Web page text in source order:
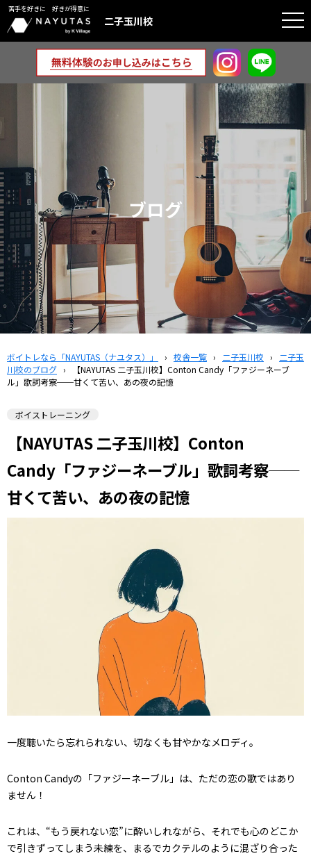
苦手を好きに 好きが得意に
二子玉川校
ブログ
ボイトレなら「NAYUTAS（ナユタス）」 › 校舎一覧 › 二子玉川校 ›
二子玉
川校のブログ ›
【NAYUTAS 二子玉川校】Conton Candy「ファジーネーブ
ル」歌詞考察──甘くて苦い、あの夜の記憶
ボイストレーニング
【NAYUTAS 二子玉川校】Conton
Candy「ファジーネーブル」歌詞考察──
甘くて苦い、あの夜の記憶
一度聴いたら忘れられない、切なくも甘やかなメロディ。
Conton Candyの「ファジーネーブル」は、ただの恋の歌ではあり
ません！
これは、“もう戻れない恋”に酔いしれながら、それでも心のどこか
で引きずってしまう未練を、まるでカクテルのように混ざり合った